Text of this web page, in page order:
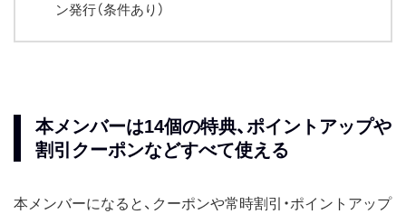
ン発行（条件あり）
本メンバーは14個の特典、ポイントアップや
割引クーポンなどすべて使える
本メンバーになると、クーポンや常時割引・ポイントアップ